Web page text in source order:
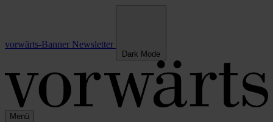
vorwärts-Banner Newsletter
Dark Mode
Menü